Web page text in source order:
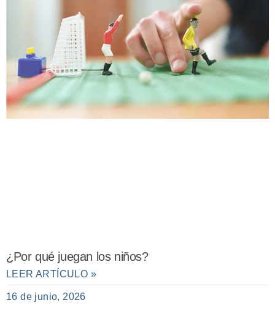
¿Por qué juegan los niños?
LEER ARTÍCULO »
16 de junio, 2026